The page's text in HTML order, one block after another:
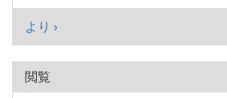
より ›
閲覧